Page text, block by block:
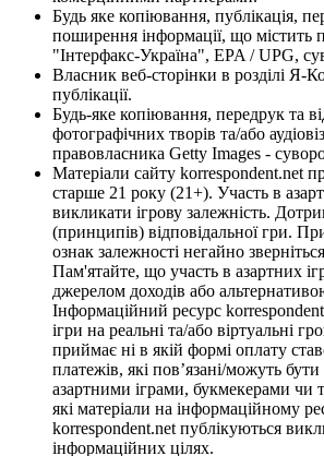
Будь яке копіювання, публікація,
поширення інформації, що містить
"Інтерфакс-Україна", EPA / UPG,
Власник веб-сторінки в розділі Я-
публікації.
Будь-яке копіювання, передрук та
фотографічних творів та/або
правовласника Getty Images -
Матеріали сайту korrespondent.net
старше 21 року (21+). Участь в
викликати ігрову залежність.
(принципів) відповідальної гри.
ознак залежності негайно
Пам'ятайте, що участь в азартних
джерелом доходів або
Інформаційний ресурс
ігри на реальні та/або віртуальні
приймає ні в якій формі оплату
платежів, які пов’язані/можуть бути
азартними іграми, букмекерами чи
які матеріали на інформаційному
korrespondent.net публікуються
інформаційних цілях.